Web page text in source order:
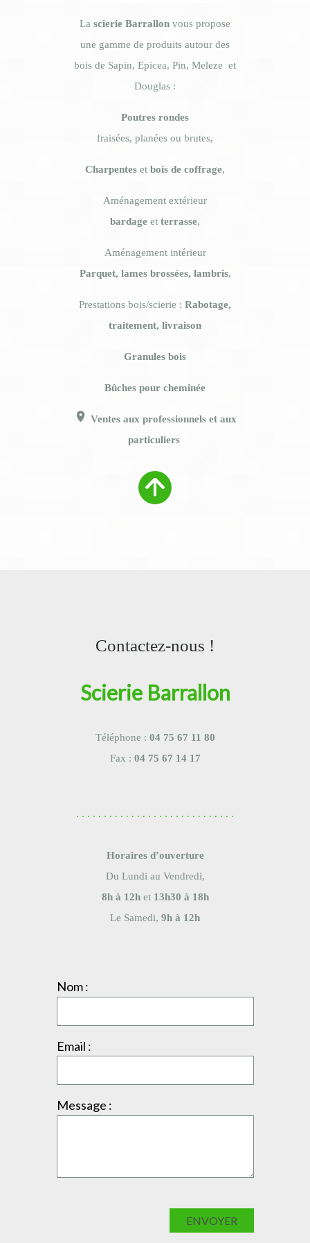
La scierie Barrallon vous propose
une gamme de produits autour des
bois de Sapin, Epicea, Pin, Meleze et
Douglas :
Poutres rondes
fraisées, planées ou brutes,
Charpentes et bois de coffrage,
Aménagement extérieur
bardage et terrasse,
Aménagement intérieur
Parquet, lames brossées, lambris,
​Prestations bois/scierie : Rabotage,
traitement, livraison
Granules bois
Bûches pour cheminée
1 Ventes aux professionnels et aux
particuliers
Contactez-nous !
Scierie Barrallon
Téléphone : 04 75 67 11 80
Fax : 04 75 67 14 17
. . . . . . . . . . . . . . . . . . . . . . . . . . . . .
Horaires d’ouverture
Du Lundi au Vendredi,
8h à 12het 13h30 à 18h
Le Samedi, 9h à 12h
Nom :
Email :
Message :
ENVOYER